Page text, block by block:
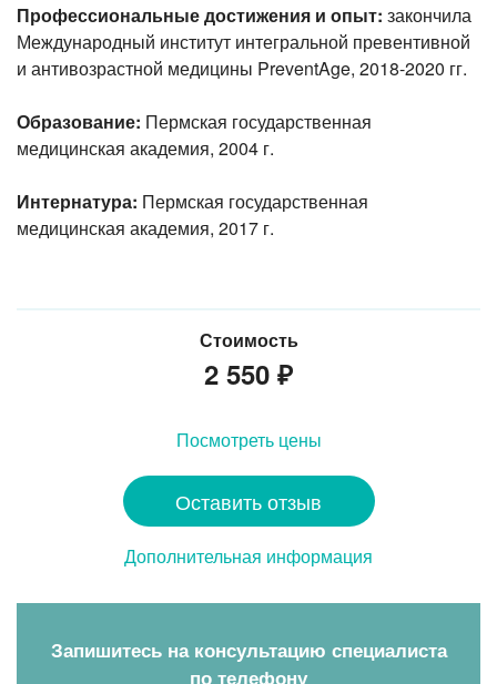
Профессиональные достижения и опыт: закончила
Международный институт интегральной превентивной
и антивозрастной медицины PreventAge, 2018-2020 гг.
Образование: Пермская государственная
медицинская академия, 2004 г.
Интернатура: Пермская государственная
медицинская академия, 2017 г.
Стоимость
2 550 ₽
Посмотреть цены
Оставить отзыв
Дополнительная информация
Запишитесь на консультацию специалиста
по телефону